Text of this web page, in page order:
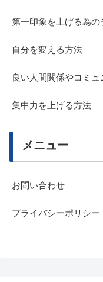
第一印象を上げる為の
自分を変える方法
良い人間関係やコミ
集中力を上げる方法
メニュー
お問い合わせ
プライバシーポリシー